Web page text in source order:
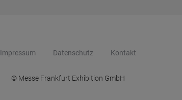
Impressum Datenschutz Kontakt
© Messe Frankfurt Exhibition GmbH